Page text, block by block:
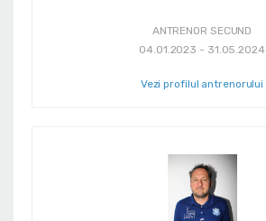
ANTRENOR SECUND
04.01.2023 - 31.05.2024
Vezi profilul antrenorului